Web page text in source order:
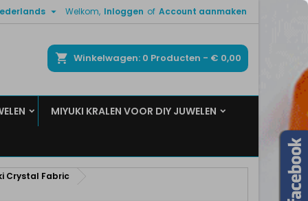
Welkom, Inloggen of Account aanmaken

Winkelwagen 0 Producten - € 0,00
MIYUKI KRALEN VOOR DIY JUWELEN
Crystal Fabric